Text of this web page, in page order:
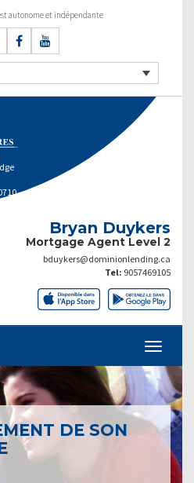
autonome et indépendante
Bryan Duykers
Mortgage Agent Level 2
bduykers@dominionlending.ca
Tel: 9057469105
DE SON